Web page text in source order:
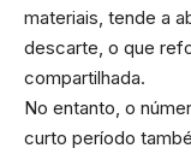
materiais, tende a
descarte, o que
compartilhada.
No entanto, o
curto período